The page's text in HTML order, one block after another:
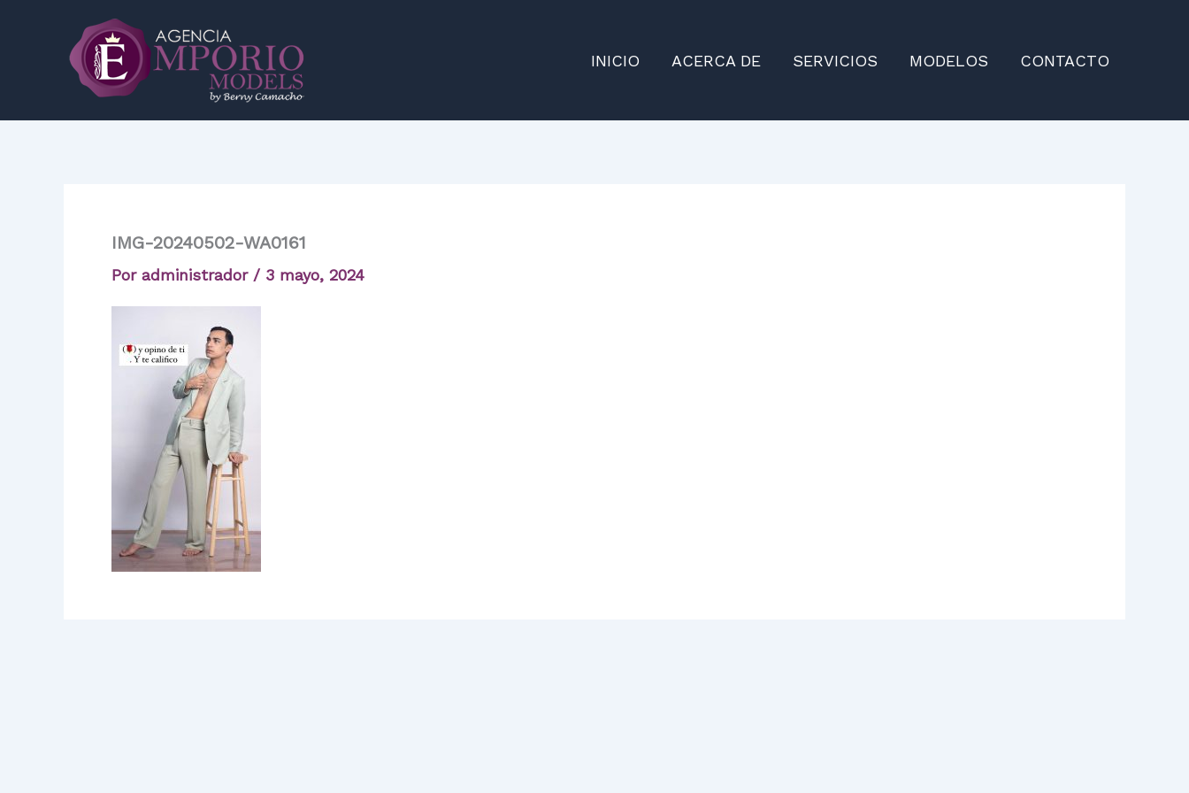
contenido
INICIO ACERCA DE SERVICIOS MODELOS CONTACTO
IMG-20240502-WA0161
Por administrador / 3 mayo, 2024